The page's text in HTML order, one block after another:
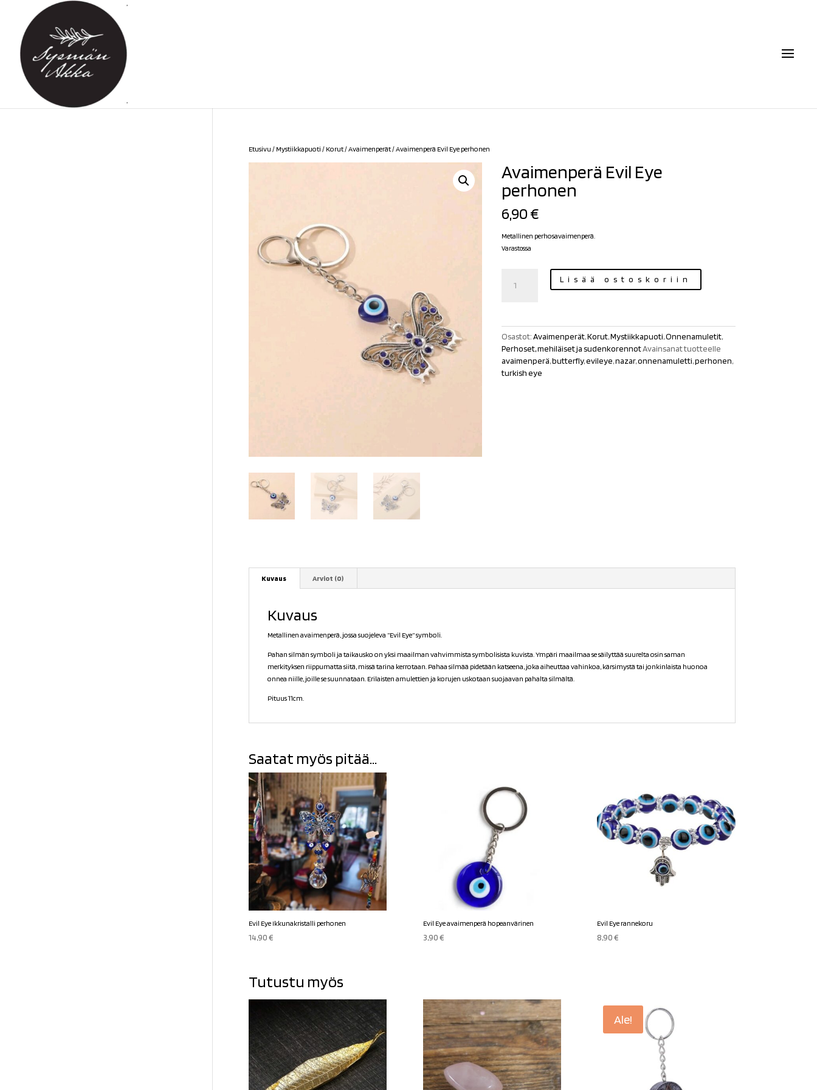
Etusivu / Mystiikkapuoti / Korut/Avaimenperät/ Avaimenperä Evil Eye perhonen
Avaimenperä Evil Eye
perhonen
6,90€
Metallinen perhosavaimenperä.
Varastossa
Lisää ostoskoriin
Osastot:Avaimenperät,Korut,Mystiikkapuoti,Onnenamuletit,
Perhoset, mehiläiset ja sudenkorennotAvainsanat tuotteelle
avaimenperä,butterfly,evileye,nazar,onnenamuletti,perhonen,
turkish eye
Kuvaus Arviot (0)
Kuvaus
Metallinen avaimenperä, jossa suojeleva ”Evil Eye” symboli.
Pahan silmän symboli ja taikausko on yksi maailman vahvimmista symbolisista kuvista. Ympäri maailmaa se säilyttää suurelta osin saman
merkityksen riippumatta siitä, missä tarina kerrotaan. Pahaa silmää pidetään katseena, joka aiheuttaa vahinkoa, kärsimystä tai jonkinlaista huonoa
onnea niille, joille se suunnataan. Erilaisten amulettien ja korujen uskotaan suojaavan pahalta silmältä.
Pituus 11cm.
Saatat myös pitää...
Evil Eye Ikkunakristalli perhonen
14,90€
Evil Eye avaimenperä hopeanvärinen
3,90€
Evil Eye rannekoru
8,90€
Tutustu myös
Ale!